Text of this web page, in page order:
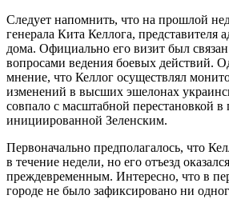
Следует напомнить, что на прошлой
генерала Кита Келлога, представителя
дома. Официально его визит был
вопросами ведения боевых действий.
мнение, что Келлог осуществлял
изменений в высших эшелонах
совпало с масштабной перестановкой в
инициированной Зеленским.
Первоначально предполагалось, что
в течение недели, но его отъезд
преждевременным. Интересно, что в
городе не было зафиксировано ни